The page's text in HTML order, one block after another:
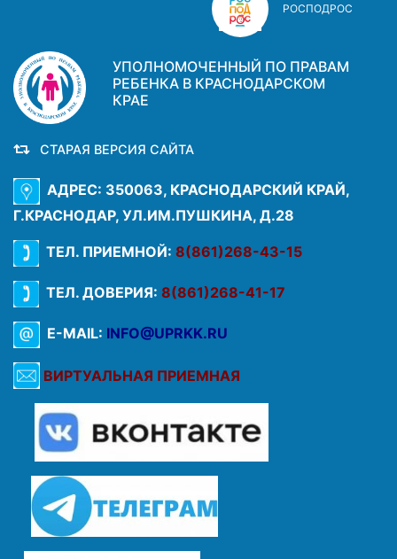
РОСПОДРОС
УПОЛНОМОЧЕННЫЙ ПО ПРАВАМ
РЕБЕНКА В КРАСНОДАРСКОМ
КРАЕ
СТАРАЯ ВЕРСИЯ САЙТА
АДРЕС: 350063, КРАСНОДАРСКИЙ КРАЙ,
Г.КРАСНОДАР, УЛ.ИМ.ПУШКИНА, Д.28
ТЕЛ. ПРИЕМНОЙ: 8(861)268-43-15
ТЕЛ. ДОВЕРИЯ: 8(861)268-41-17
E-MAIL: INFO@UPRKK.RU
ВИРТУАЛЬНАЯ ПРИЕМНАЯ